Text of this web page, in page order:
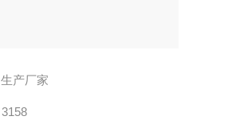
生产厂家
3158